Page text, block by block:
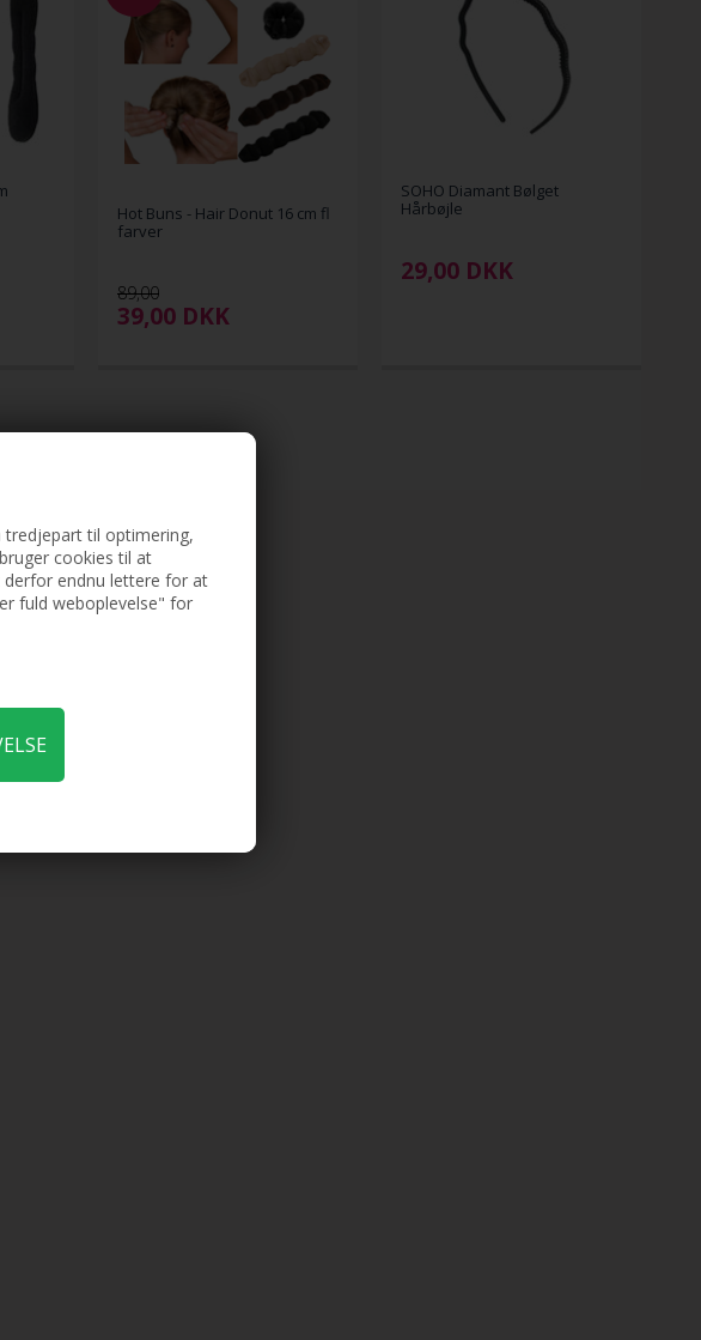
tredjepart til optimering,
cookies til at
derfor endnu lettere for at
fuld weboplevelse" for
Hot Buns - Hair Donut 16 cm fl
farver
89,00
39,00 DKK
SOHO Diamant Bølget
Hårbøjle
29,00 DKK